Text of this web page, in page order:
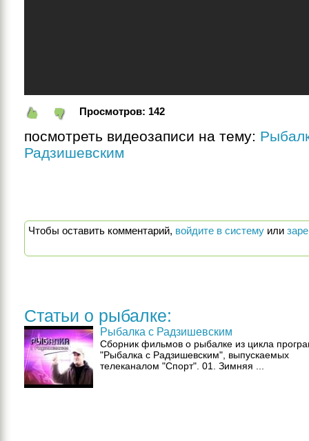
Просмотров: 142
посмотреть видеозаписи на тему:
Радзишевским
Чтобы оставить комментарий, войдите в систему или
Статьи о рыбалке:
Рыбалка с Радзишевским
Сборник фильмов о рыбалке из цикла
"Рыбалка с Радзишевским", выпускаемых
телеканалом "Спорт". 01. Зимняя ...